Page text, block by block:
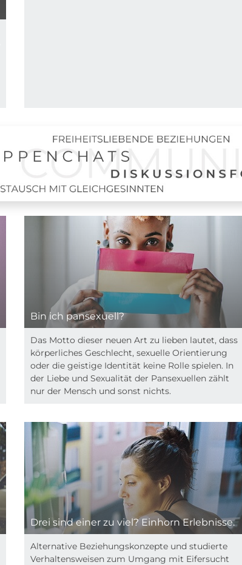
Bin ich pansexuell?
Das Motto dieser neuen Art zu lieben lautet, dass
körperliches Geschlecht, sexuelle Orientierung
oder die geistige Identität keine Rolle spielen. In
der Liebe und Sexualität der Pansexuellen zählt
nur der Mensch und sonst nichts.
Drei sind einer zu viel? Einhorn Erlebnisse.
Alternative Beziehungskonzepte und studierte
Verhaltensweisen zum Umgang mit Eifersucht